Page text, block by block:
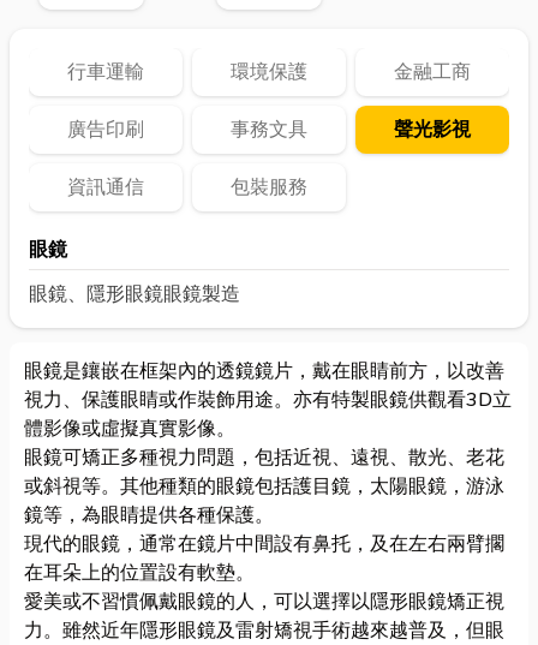
行車運輸 環境保護 金融工商
廣告印刷 事務文具 聲光影視
資訊通信 包裝服務
眼鏡
眼鏡、隱形眼鏡眼鏡製造
眼鏡是鑲嵌在框架內的透鏡鏡片，戴在眼睛前方，以改善
視力、保護眼睛或作裝飾用途。亦有特製眼鏡供觀看3D立
體影像或虛擬真實影像。
眼鏡可矯正多種視力問題，包括近視、遠視、散光、老花
或斜視等。其他種類的眼鏡包括護目鏡，太陽眼鏡，游泳
鏡等，為眼睛提供各種保護。
現代的眼鏡，通常在鏡片中間設有鼻托，及在左右兩臂擱
在耳朵上的位置設有軟墊。
愛美或不習慣佩戴眼鏡的人，可以選擇以隱形眼鏡矯正視
力。雖然近年隱形眼鏡及雷射矯視手術越來越普及，但眼